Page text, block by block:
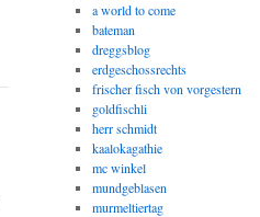
a world to come
bateman
dreggsblog
erdgeschossrechts
frischer fisch von vorgestern
goldfischli
herr schmidt
kaalokagathie
mc winkel
mundgeblasen
murmeltiertag